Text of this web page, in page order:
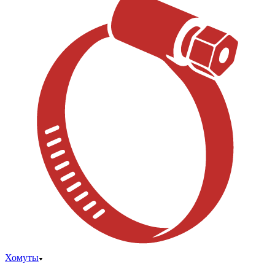
Хомуты